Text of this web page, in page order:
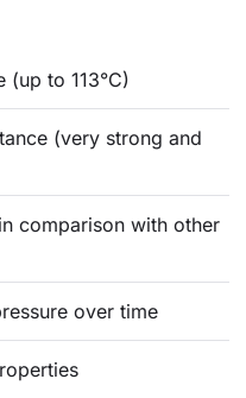
(up to 113°C)
(very strong and
comparison with other
over time